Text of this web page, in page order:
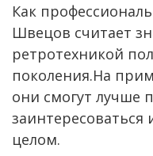
Как
Швецов считает
ретротехникой
поколения.На
они смогут лучше
целом.